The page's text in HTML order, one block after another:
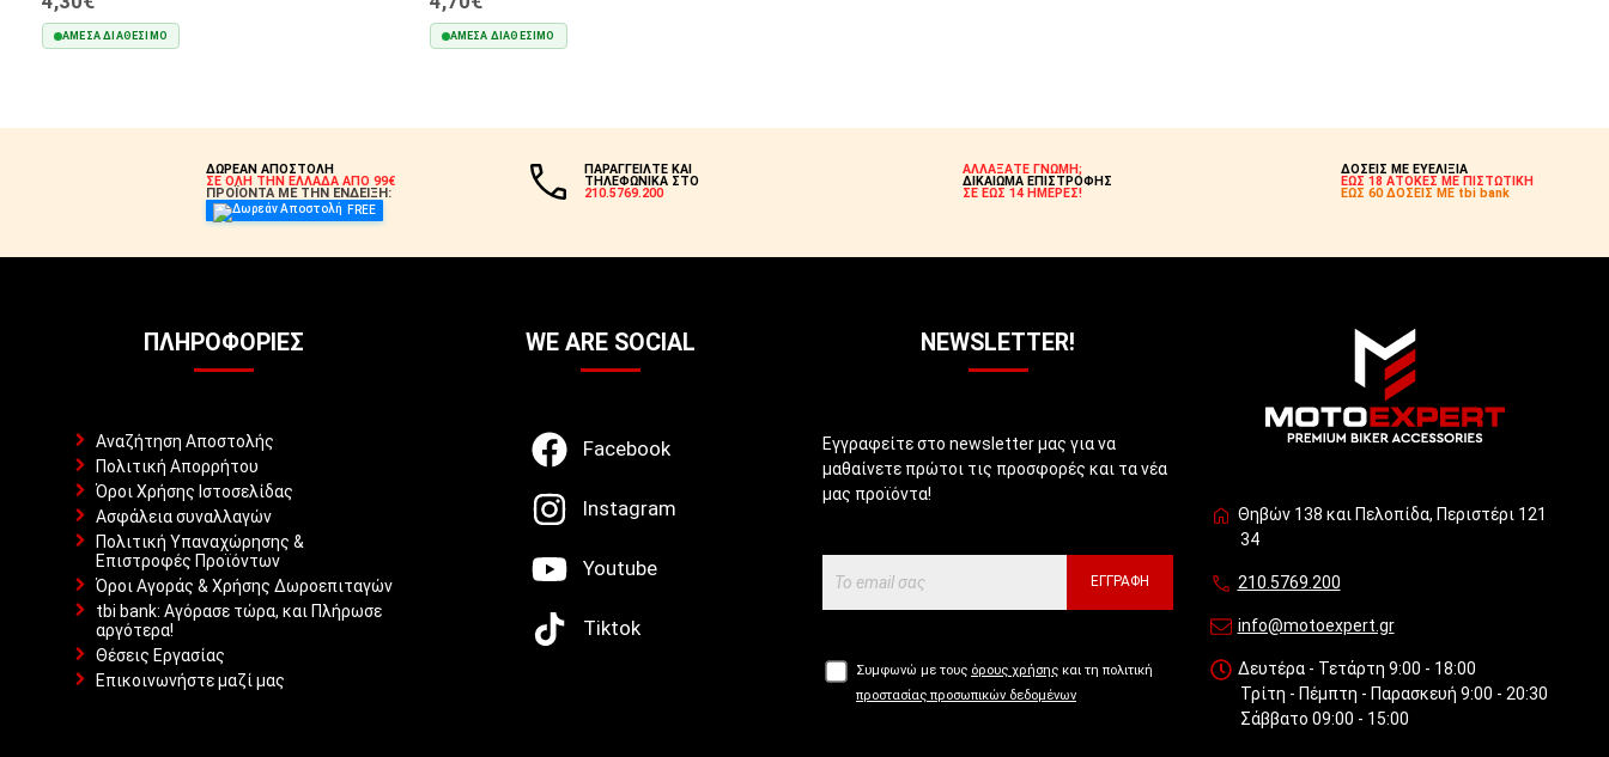
ΆΜΕΣΑ ΔΙΑΘΈΣΙΜΟ ΆΜΕΣΑ ΔΙΑΘΈΣΙΜΟ
ΔΩΡΕΑΝ ΑΠΟΣΤΟΛΗ
ΣΕ ΟΛΗ ΤΗΝ ΕΛΛΑΔΑ ΑΠΟ 99€
ΠΡΟΪΟΝΤΑ ΜΕ ΤΗΝ ΕΝΔΕΙΞΗ:
FREE
ΠΑΡΑΓΓΕΙΛΤΕ ΚΑΙ
ΤΗΛΕΦΩΝΙΚΑ ΣΤΟ
210.5769.200
ΑΛΛΑΞΑΤΕ ΓΝΩΜΗ;
ΔΙΚΑΙΩΜΑ ΕΠΙΣΤΡΟΦΗΣ
ΣΕ ΕΩΣ 14 ΗΜΕΡΕΣ!
ΔΟΣΕΙΣ ΜΕ ΕΥΕΛΙΞΙΑ
ΕΩΣ 18 ΑΤΟΚΕΣ ΜΕ ΠΙΣΤΩΤΙΚΗ
ΕΩΣ 60 ΔΟΣΕΙΣ ΜΕ tbi bank
ΠΛΗΡΟΦΟΡΊΕΣ
Αναζήτηση Αποστολής
Πολιτική Απορρήτου
Όροι Χρήσης Ιστοσελίδας
Ασφάλεια συναλλαγών
Πολιτική Υπαναχώρησης &
Επιστροφές Προϊόντων
Όροι Αγοράς & Χρήσης Δωροεπιταγών
tbi bank: Αγόρασε τώρα, και Πλήρωσε
αργότερα!
Θέσεις Εργασίας
Επικοινωνήστε μαζί μας
WE ARE SOCIAL
Facebook
Instagram
Youtube
Tiktok
NEWSLETTER!
Εγγραφείτε στο newsletter μας για να
μαθαίνετε πρώτοι τις προσφορές και τα νέα
μας προϊόντα!
ΕΓΓΡΑΦΉ
Συμφωνώ με τους όρους χρήσης και τη πολιτική
προστασίας προσωπικών δεδομένων
Θηβών 138 και Πελοπίδα, Περιστέρι 121
34
210.5769.200
info@motoexpert.gr
Δευτέρα - Τετάρτη 9:00 - 18:00
Τρίτη - Πέμπτη - Παρασκευή 9:00 - 20:30
Σάββατο 09:00 - 15:00